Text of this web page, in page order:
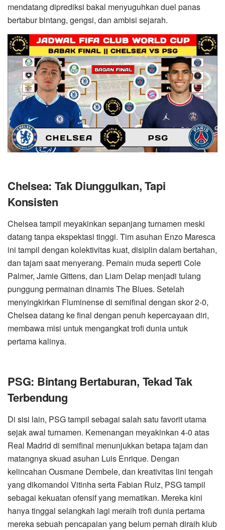
mendatang diprediksi bakal menyuguhkan duel panas
bertabur bintang, gengsi, dan ambisi sejarah.
Chelsea: Tak Diunggulkan, Tapi
Konsisten
Chelsea tampil meyakinkan sepanjang turnamen meski
datang tanpa ekspektasi tinggi. Tim asuhan Enzo Maresca
ini tampil dengan kolektivitas kuat, disiplin dalam bertahan,
dan tajam saat menyerang. Pemain muda seperti Cole
Palmer, Jamie Gittens, dan Liam Delap menjadi tulang
punggung permainan dinamis The Blues. Setelah
menyingkirkan Fluminense di semifinal dengan skor 2-0,
Chelsea datang ke final dengan penuh kepercayaan diri,
membawa misi untuk mengangkat trofi dunia untuk
pertama kalinya.
PSG: Bintang Bertaburan, Tekad Tak
Terbendung
Di sisi lain, PSG tampil sebagai salah satu favorit utama
sejak awal turnamen. Kemenangan meyakinkan 4-0 atas
Real Madrid di semifinal menunjukkan betapa tajam dan
matangnya skuad asuhan Luis Enrique. Dengan
kelincahan Ousmane Dembele, dan kreativitas lini tengah
yang dikomandoi Vitinha serta Fabian Ruiz, PSG tampil
sebagai kekuatan ofensif yang mematikan. Mereka kini
hanya tinggal selangkah lagi meraih trofi dunia pertama
mereka sebuah pencapaian yang belum pernah diraih klub